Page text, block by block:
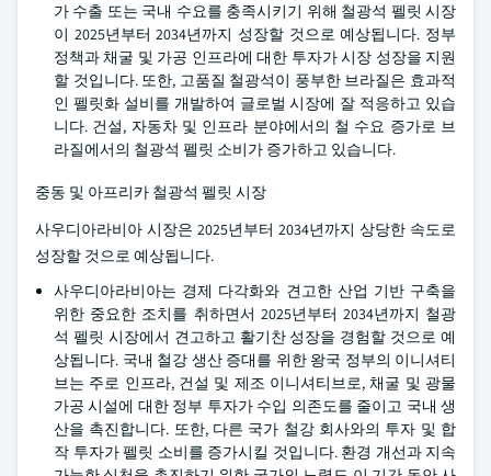
가 수출 또는 국내 수요를 충족시키기 위해 철광석 펠릿 시장
이 2025년부터 2034년까지 성장할 것으로 예상됩니다. 정부
정책과 채굴 및 가공 인프라에 대한 투자가 시장 성장을 지원
할 것입니다. 또한, 고품질 철광석이 풍부한 브라질은 효과적
인 펠릿화 설비를 개발하여 글로벌 시장에 잘 적응하고 있습
니다. 건설, 자동차 및 인프라 분야에서의 철 수요 증가로 브
라질에서의 철광석 펠릿 소비가 증가하고 있습니다.
중동 및 아프리카 철광석 펠릿 시장
사우디아라비아 시장은 2025년부터 2034년까지 상당한 속도로
성장할 것으로 예상됩니다.
사우디아라비아는 경제 다각화와 견고한 산업 기반 구축을
위한 중요한 조치를 취하면서 2025년부터 2034년까지 철광
석 펠릿 시장에서 견고하고 활기찬 성장을 경험할 것으로 예
상됩니다. 국내 철강 생산 증대를 위한 왕국 정부의 이니셔티
브는 주로 인프라, 건설 및 제조 이니셔티브로, 채굴 및 광물
가공 시설에 대한 정부 투자가 수입 의존도를 줄이고 국내 생
산을 촉진합니다. 또한, 다른 국가 철강 회사와의 투자 및 합
작 투자가 펠릿 소비를 증가시킬 것입니다. 환경 개선과 지속